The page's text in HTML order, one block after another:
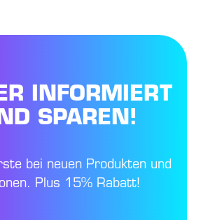
INFORMIERT
SPAREN!
bei neuen Produkten und
Plus 15% Rabatt!